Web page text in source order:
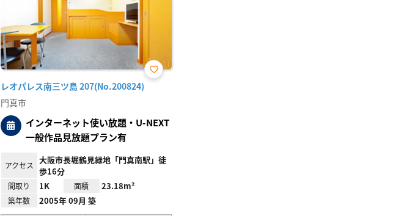
レオパレス南三ツ島 207(No.200824) お気
門真市
インターネット使い放題・U-NEXT
一般作品見放題プラン有
アクセス
大阪市長堀鶴見緑地「門真南駅」徒
歩16分
間取り 1K 面積 23.18m²
築年数 2005年 09月 築